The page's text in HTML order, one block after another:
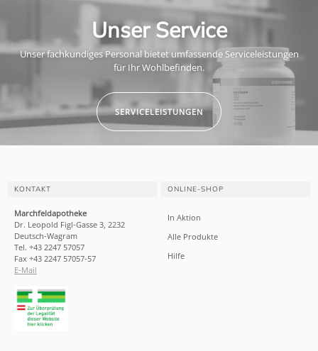
Unser Service
Unser fachkundiges Personal bietet umfassende Serviceleistungen
für Ihr Wohlbefinden.
SERVICELEISTUNGEN
KONTAKT
Marchfeldapotheke
Dr. Leopold Figl-Gasse 3, 2232
Deutsch-Wagram
Tel. +43 2247 57057
Fax +43 2247 57057-57
E-Mail
ONLINE-SHOP
In Aktion
Alle Produkte
Hilfe